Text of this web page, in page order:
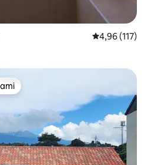
Priemerné
4,96 (117)